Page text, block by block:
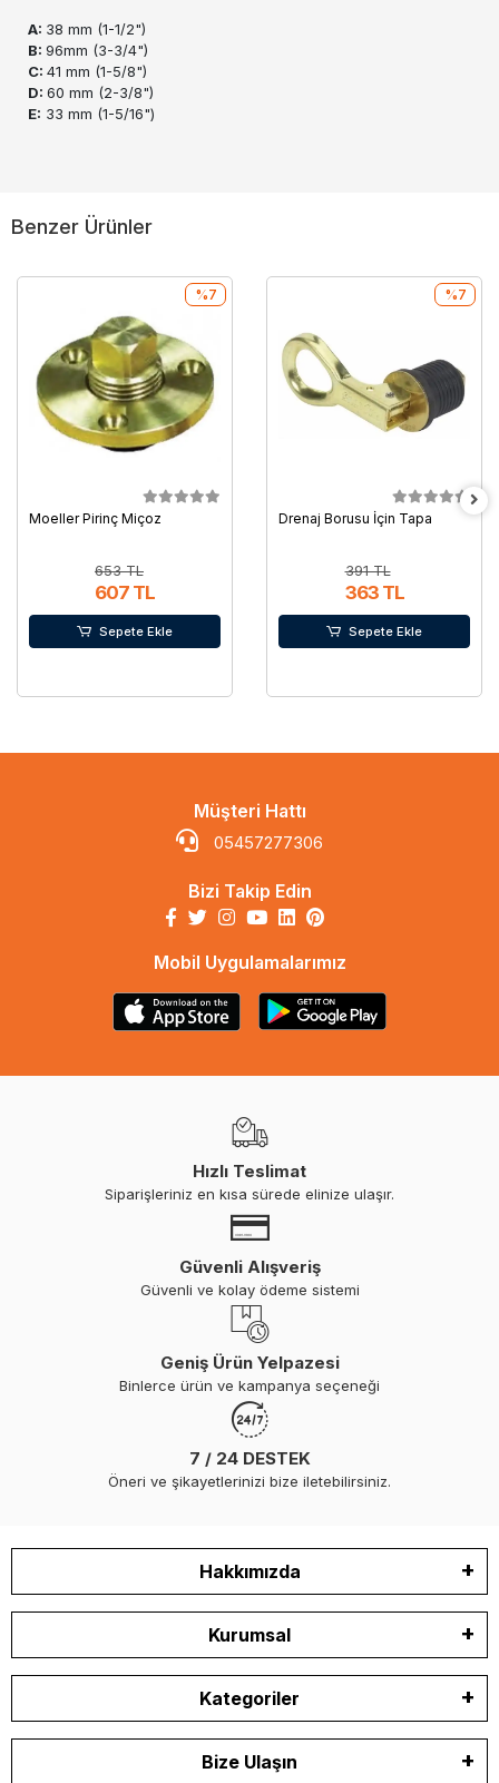
A: 38 mm (1-1/2")
B: 96mm (3-3/4")
C: 41 mm (1-5/8")
D: 60 mm (2-3/8")
E: 33 mm (1-5/16")
Benzer Ürünler
Moeller Pirinç Miçoz
653 TL
607 TL
%7
Sepete Ekle
Drenaj Borusu İçin Tapa
391 TL
363 TL
%7
Sepete Ekle
Müşteri Hattı
05457277306
Bizi Takip Edin
Mobil Uygulamalarımız
Hızlı Teslimat
Siparişleriniz en kısa sürede elinize ulaşır.
Güvenli Alışveriş
Güvenli ve kolay ödeme sistemi
Geniş Ürün Yelpazesi
Binlerce ürün ve kampanya seçeneği
7 / 24 DESTEK
Öneri ve şikayetlerinizi bize iletebilirsiniz.
Hakkımızda
Kurumsal
Kategoriler
Bize Ulaşın